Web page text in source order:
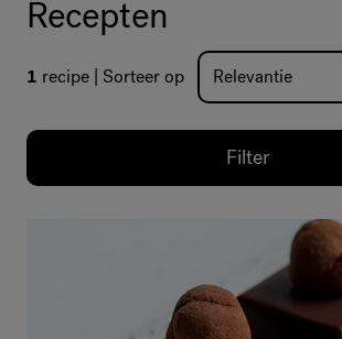
Recepten
1 recipe Sorteer op
Filter